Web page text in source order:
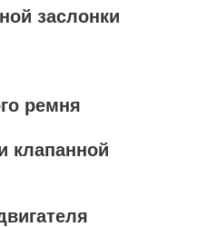
заслонки
ремня
клапанной